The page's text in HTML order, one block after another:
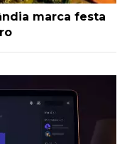
marca festa